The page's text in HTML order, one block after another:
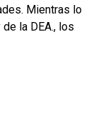
Mientras lo
la DEA., los